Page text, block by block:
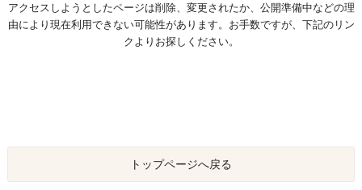
アクセスしようとしたページは削除、変更されたか、公開準備中などの理
由により現在利用できない可能性があります。お手数ですが、下記のリン
クよりお探しください。
トップページへ戻る